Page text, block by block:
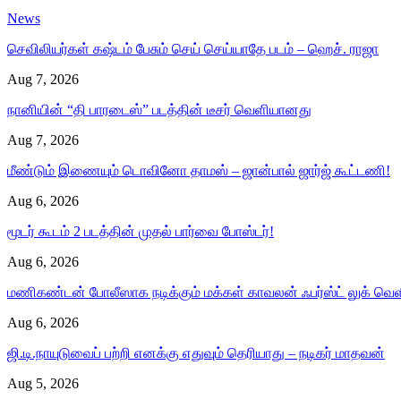
News
செவிலியர்கள் கஷ்டம் பேசும் செய் செய்யாதே படம் – ஹெச். ராஜா
Aug 7, 2026
நானியின் “தி பாரடைஸ்” படத்தின் டீசர் வெளியானது
Aug 7, 2026
மீண்டும் இணையும் டொவினோ தாமஸ் – ஜான்பால் ஜார்ஜ் கூட்டணி!
Aug 6, 2026
மூடர் கூடம் 2 படத்தின் முதல் பார்வை போஸ்டர்!
Aug 6, 2026
மணிகண்டன் போலீஸாக நடிக்கும் மக்கள் காவலன் ஃபர்ஸ்ட் லுக்
Aug 6, 2026
ஜி.டி.நாயுடுவைப் பற்றி எனக்கு எதுவும் தெரியாது – நடிகர் மாதவன்
Aug 5, 2026